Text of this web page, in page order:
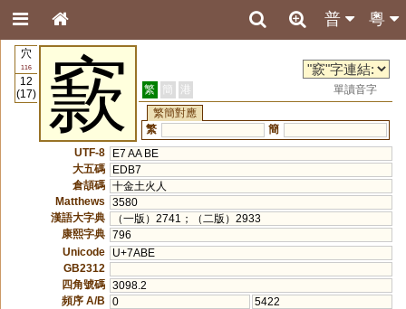
粵
普
穴
116
12
(17)
窾 繁 簡 港
單讀音字
繁簡對應
繁
簡
UTF-8
E7 AA BE
大五碼
EDB7
倉頡碼 十金土火人
Matthews
3580
漢語大字典
（一版）2741；（二版）2933
康熙字典 796
Unicode
U+7ABE
GB2312
四角號碼 3098.2
頻序 A/B
0
5422